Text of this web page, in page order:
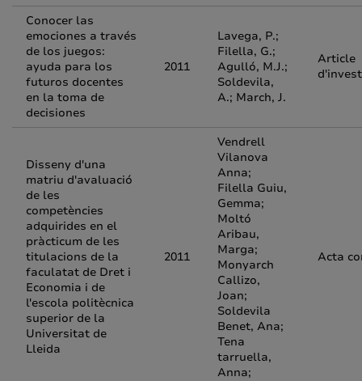
Conocer las
emociones a través
de los juegos:
ayuda para los
futuros docentes
en la toma de
decisiones
2011
Lavega, P.;
Filella, G.;
Agulló, M.J.;
Soldevila,
A.; March, J.
Article
Disseny d'una
matriu d'avaluació
de les
competències
adquirides en el
pràcticum de les
titulacions de la
faculatat de Dret i
Economia i de
l'escola politècnica
superior de la
Universitat de
Lleida
2011
Vendrell
Vilanova
Anna;
Filella Guiu,
Gemma;
Moltó
Aribau,
Marga;
Monyarch
Callizo,
Joan;
Soldevila
Benet, Ana;
Tena
tarruella,
Anna;
Acta